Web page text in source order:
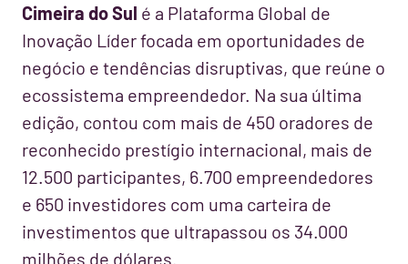
Cimeira do Sul é a Plataforma Global de
Inovação Líder focada em oportunidades de
negócio e tendências disruptivas, que reúne o
ecossistema empreendedor. Na sua última
edição, contou com mais de 450 oradores de
reconhecido prestígio internacional, mais de
12.500 participantes, 6.700 empreendedores
e 650 investidores com uma carteira de
investimentos que ultrapassou os 34.000
milhões de dólares.